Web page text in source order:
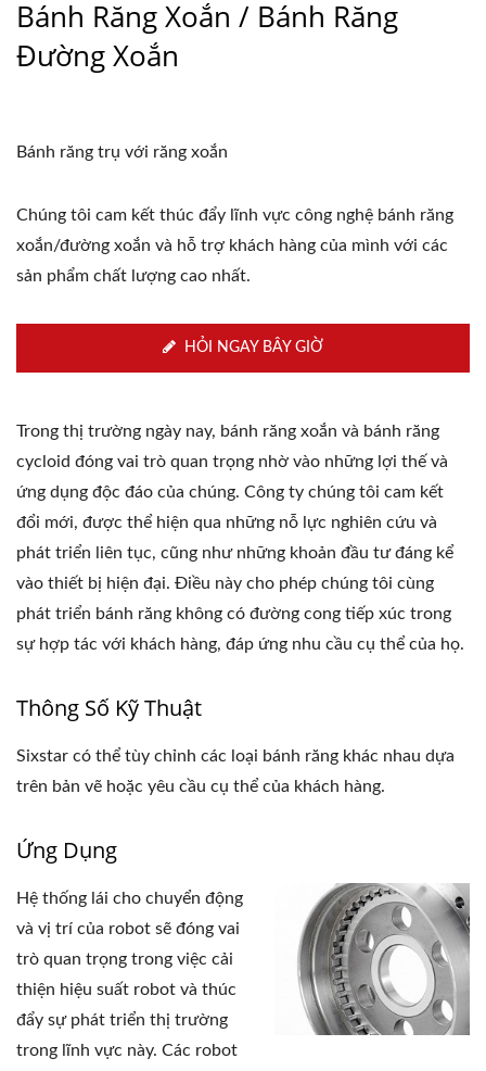
Bánh Răng Xoắn / Bánh Răng
Đường Xoắn
Bánh răng trụ với răng xoắn
Chúng tôi cam kết thúc đẩy lĩnh vực công nghệ bánh răng
xoắn/đường xoắn và hỗ trợ khách hàng của mình với các
sản phẩm chất lượng cao nhất.
HỎI NGAY BÂY GIỜ
Trong thị trường ngày nay, bánh răng xoắn và bánh răng
cycloid đóng vai trò quan trọng nhờ vào những lợi thế và
ứng dụng độc đáo của chúng. Công ty chúng tôi cam kết
đổi mới, được thể hiện qua những nỗ lực nghiên cứu và
phát triển liên tục, cũng như những khoản đầu tư đáng kể
vào thiết bị hiện đại. Điều này cho phép chúng tôi cùng
phát triển bánh răng không có đường cong tiếp xúc trong
sự hợp tác với khách hàng, đáp ứng nhu cầu cụ thể của họ.
Thông Số Kỹ Thuật
Sixstar có thể tùy chỉnh các loại bánh răng khác nhau dựa
trên bản vẽ hoặc yêu cầu cụ thể của khách hàng.
Ứng Dụng
Hệ thống lái cho chuyển động
và vị trí của robot sẽ đóng vai
trò quan trọng trong việc cải
thiện hiệu suất robot và thúc
đẩy sự phát triển thị trường
trong lĩnh vực này. Các robot